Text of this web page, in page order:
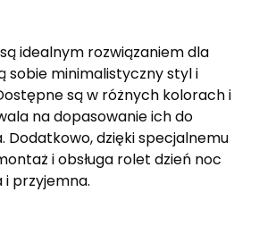
idealnym rozwiązaniem dla
sobie minimalistyczny styl i
są w różnych kolorach i
na dopasowanie ich do
Dodatkowo, dzięki specjalnemu
i obsługa rolet dzień noc
i przyjemna.